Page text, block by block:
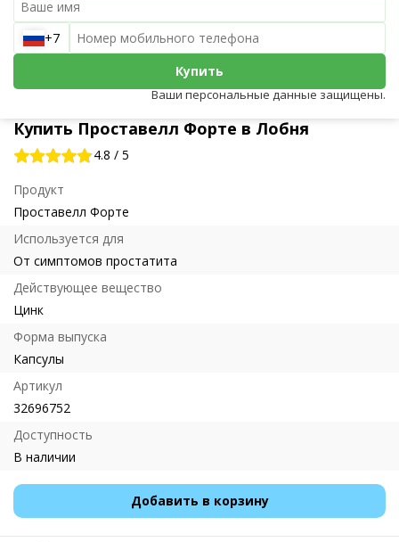
Купить Проставелл Форте в Лобня
4.8 / 5
Продукт
Проставелл Форте
Используется для
От симптомов простатита
Действующее вещество
Цинк
Форма выпуска
Капсулы
Артикул
32696752
Доступность
В наличии
Добавить в корзину
+7
Купить
Ваши персональные данные защищены.